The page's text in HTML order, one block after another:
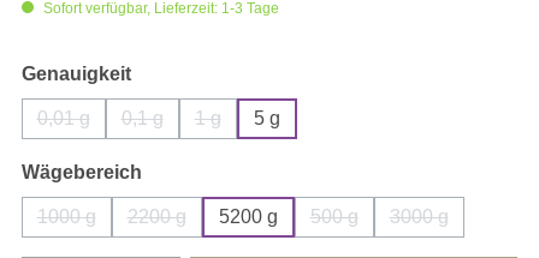
Sofort verfügbar, Lieferzeit: 1-3 Tage
Genauigkeitauswählen
0,01 g
(Diese Option ist zurzeit nicht verfügbar.)
0,1 g
(Diese Option ist zurzeit nicht verfügbar.)
1 g
(Diese Option ist zurzeit nicht verfügbar.)
5 g
Wägebereichauswählen
1000 g
(Diese Option ist zurzeit nicht verfügbar.)
2200 g
(Diese Option ist zurzeit nicht verfügbar.)
5200 g 500 g
(Diese Option ist zurzeit
3000 g
(Diese Option